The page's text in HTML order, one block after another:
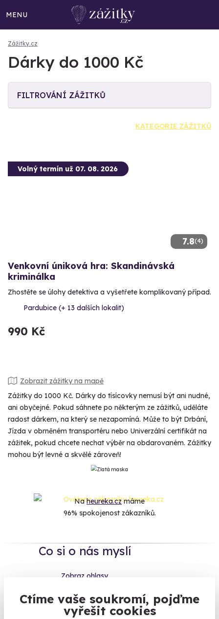
Ctíme vaše soukromí, pojďme
vyřešit cookies
MENU
Zážitky.cz
Dárky do 1000 Kč
FILTROVÁNÍ ZÁŽITKŮ
KATEGORIE ZÁŽITKŮ
7.8(4)
Volný termín už 07. 08. 2026
Venkovní úniková hra: Skandinávská
kriminálka
Zhostěte se úlohy detektiva a vyšetřete komplikovaný případ.
Pardubice (+ 13 dalších lokalit)
990 Kč
Zobrazit zážitky na mapě
Zážitky do 1000 Kč. Dárky do tísícovky nemusí být ani nudné,
ani obyčejné. Pokud sáhnete po některým ze zážitků, uděláte
radost dárkem, na který se nezapomíná. Může to být Drbání,
Jízda v obrněném transportéru nebo Univerzální certifikát na
zážitek, pokud chcete nechat výběr na obdarovaném. Zážitky
mohou být levné a skvělé zároveň!
Naheureka.czmáme
96% spokojenost zákazníků.
Co si o nás myslí
Zobraz ohlasy
Vše umíme pojistit